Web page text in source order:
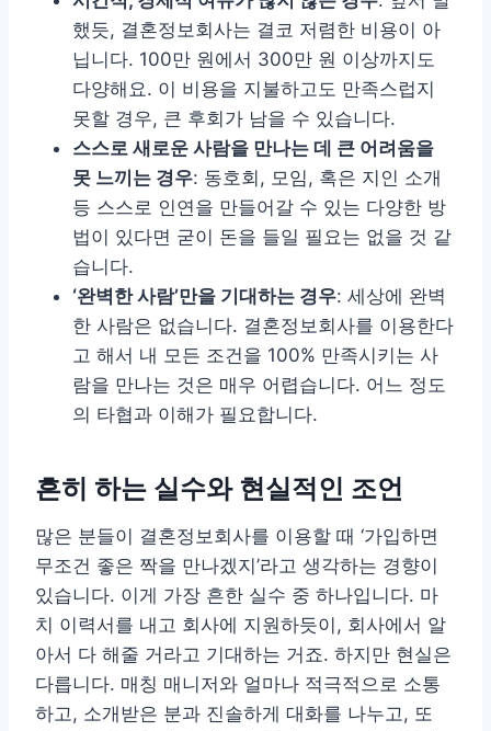
했듯, 결혼정보회사는 결코 저렴한 비용이 아
닙니다. 100만 원에서 300만 원 이상까지도
다양해요. 이 비용을 지불하고도 만족스럽지
못할 경우, 큰 후회가 남을 수 있습니다.
스스로 새로운 사람을 만나는 데 큰 어려움을
못 느끼는 경우: 동호회, 모임, 혹은 지인 소개
등 스스로 인연을 만들어갈 수 있는 다양한 방
법이 있다면 굳이 돈을 들일 필요는 없을 것 같
습니다.
‘완벽한 사람’만을 기대하는 경우: 세상에 완벽
한 사람은 없습니다. 결혼정보회사를 이용한다
고 해서 내 모든 조건을 100% 만족시키는 사
람을 만나는 것은 매우 어렵습니다. 어느 정도
의 타협과 이해가 필요합니다.
흔히 하는 실수와 현실적인 조언
많은 분들이 결혼정보회사를 이용할 때 ‘가입하면
무조건 좋은 짝을 만나겠지’라고 생각하는 경향이
있습니다. 이게 가장 흔한 실수 중 하나입니다. 마
치 이력서를 내고 회사에 지원하듯이, 회사에서 알
아서 다 해줄 거라고 기대하는 거죠. 하지만 현실은
다릅니다. 매칭 매니저와 얼마나 적극적으로 소통
하고, 소개받은 분과 진솔하게 대화를 나누고, 또